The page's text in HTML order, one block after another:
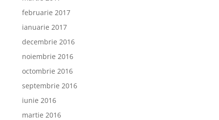
februarie 2017
ianuarie 2017
decembrie 2016
noiembrie 2016
octombrie 2016
septembrie 2016
iunie 2016
martie 2016